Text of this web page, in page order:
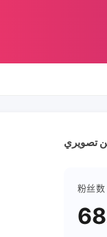
تصويري
粉丝数